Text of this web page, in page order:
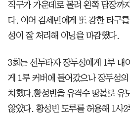
직구가 가운데로 몰려 왼쪽 담장까
다. 이어 김세민에게 또 강한 타구
성이 잘 처리해 이닝을 마감했다.
3회는 선두타자 장두성에게 1루 내
게 1루 커버에 들어갔으나 장두성
치했다.황성빈을 유격수 땅볼로 유
않았다. 황성빈 도루를 허용해 1사